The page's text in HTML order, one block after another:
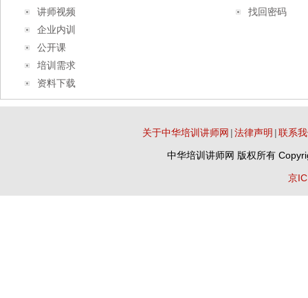
讲师视频
企业内训
公开课
培训需求
资料下载
找回密码
关于中华培训讲师网 |法律声明 |联系
中华培训讲师网 版权所有
京